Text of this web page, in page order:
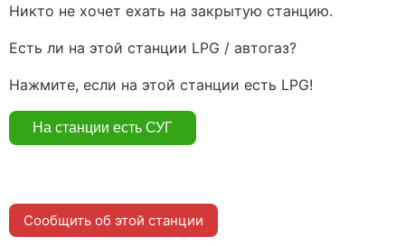
Никто не хочет ехать на закрытую станцию.
Есть ли на этой станции LPG / автогаз?
Нажмите, если на этой станции есть LPG!
Сообщить об этой станции